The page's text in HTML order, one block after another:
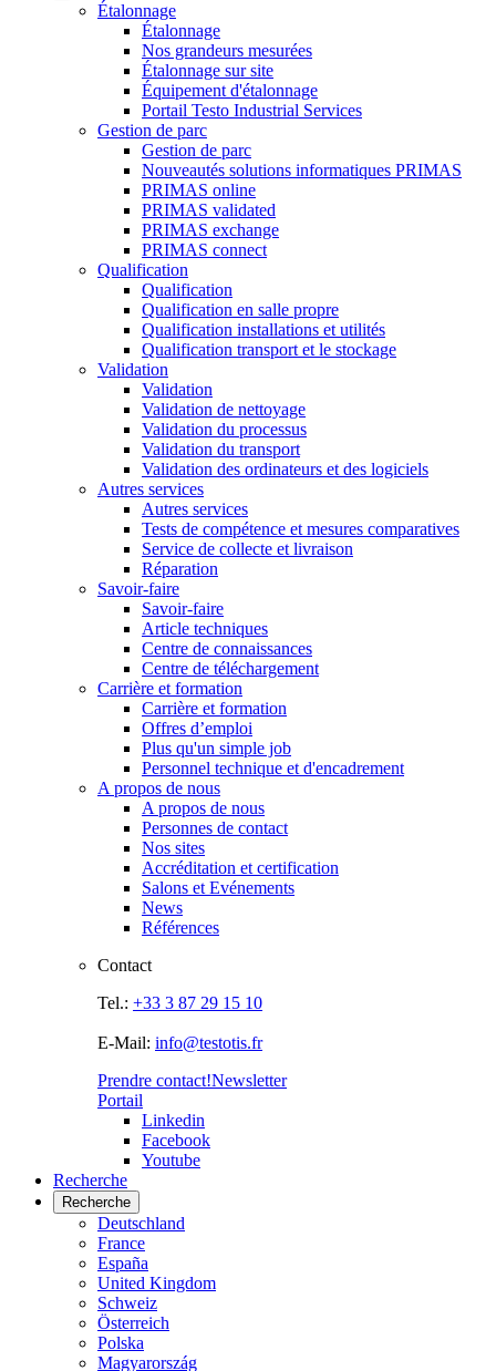
Étalonnage
Étalonnage
Nos grandeurs mesurées
Étalonnage sur site
Équipement d'étalonnage
Portail Testo Industrial Services
Gestion de parc
Gestion de parc
Nouveautés solutions informatiques PRIMAS
PRIMAS online
PRIMAS validated
PRIMAS exchange
PRIMAS connect
Qualification
Qualification
Qualification en salle propre
Qualification installations et utilités
Qualification transport et le stockage
Validation
Validation
Validation de nettoyage
Validation du processus
Validation du transport
Validation des ordinateurs et des logiciels
Autres services
Autres services
Tests de compétence et mesures comparatives
Service de collecte et livraison
Réparation
Savoir-faire
Savoir-faire
Article techniques
Centre de connaissances
Centre de téléchargement
Carrière et formation
Carrière et formation
Offres d’emploi
Plus qu'un simple job
Personnel technique et d'encadrement
A propos de nous
A propos de nous
Personnes de contact
Nos sites
Accréditation et certification
Salons et Evénements
News
Références
Contact
Tel.: +33 3 87 29 15 10
E-Mail: info@testotis.fr
Prendre contact!Newsletter
Portail
Linkedin
Facebook
Youtube
Recherche
Recherche
Deutschland
France
España
United Kingdom
Schweiz
Österreich
Polska
Magyarország